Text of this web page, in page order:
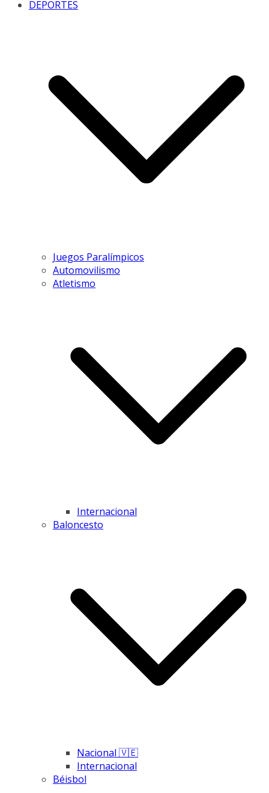
DEPORTES
Juegos Paralímpicos
Automovilismo
Atletismo
Internacional
Baloncesto
Nacional 🇻🇪
Internacional
Béisbol